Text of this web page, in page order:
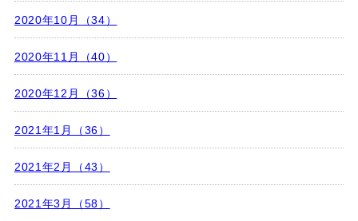
2020年10月（34）
2020年11月（40）
2020年12月（36）
2021年1月（36）
2021年2月（43）
2021年3月（58）